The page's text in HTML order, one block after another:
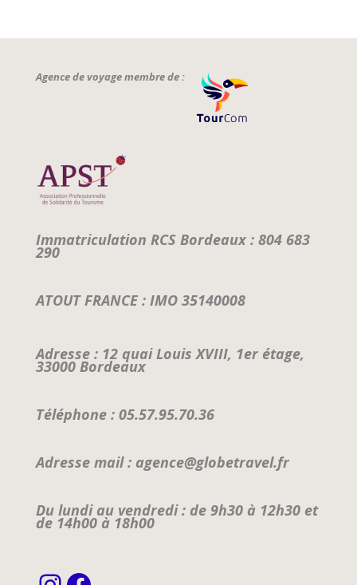
Agence de voyage membre de :
Immatriculation RCS Bordeaux : 804 683
290
ATOUT FRANCE : IMO 35140008
Adresse : 12 quai Louis XVIII, 1er étage,
33000 Bordeaux
Téléphone : 05.57.95.70.36
Adresse mail : agence@globetravel.fr
Du lundi au vendredi : de 9h30 à 12h30 et
de 14h00 à 18h00